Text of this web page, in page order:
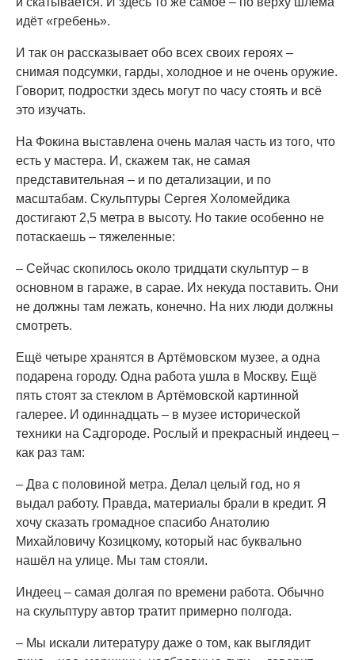
идёт «гребень».
И так он рассказывает обо всех своих героях –
снимая подсумки, гарды, холодное и не очень оружие.
Говорит, подростки здесь могут по часу стоять и всё
это изучать.
На Фокина выставлена очень малая часть из того, что
есть у мастера. И, скажем так, не самая
представительная – и по детализации, и по
масштабам. Скульптуры Сергея Холомейдика
достигают 2,5 метра в высоту. Но такие особенно не
потаскаешь – тяжеленные:
– Сейчас скопилось около тридцати скульптур – в
основном в гараже, в сарае. Их некуда поставить. Они
не должны там лежать, конечно. На них люди должны
смотреть.
Ещё четыре хранятся в Артёмовском музее, а одна
подарена городу. Одна работа ушла в Москву. Ещё
пять стоят за стеклом в Артёмовской картинной
галерее. И одиннадцать – в музее исторической
техники на Садгороде. Рослый и прекрасный индеец –
как раз там:
– Два с половиной метра. Делал целый год, но я
выдал работу. Правда, материалы брали в кредит. Я
хочу сказать громадное спасибо Анатолию
Михайловичу Козицкому, который нас буквально
нашёл на улице. Мы там стояли.
Индеец – самая долгая по времени работа. Обычно
на скульптуру автор тратит примерно полгода.
– Мы искали литературу даже о том, как выглядит